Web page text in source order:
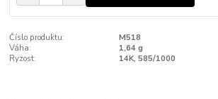
Číslo produktu:
M518
Váha:
1,64 g
Ryzost:
14K, 585/1000